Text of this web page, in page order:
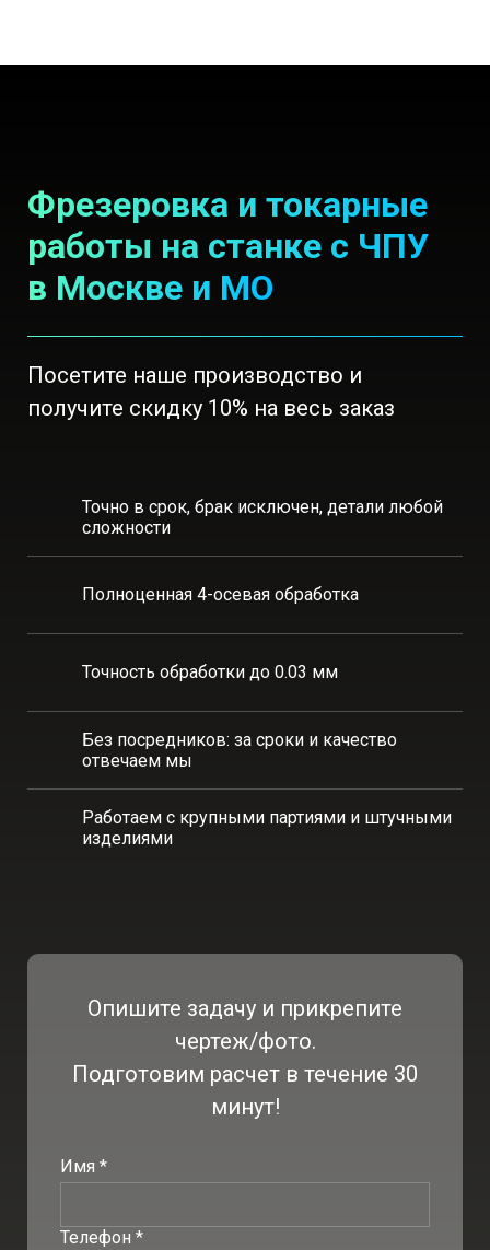
Фрезеровка и токарные
работы на станке с ЧПУ
в Москве и МО
Посетите наше производство и
получите скидку 10% на весь заказ
Точно в срок, брак исключен, детали любой
сложности
Полноценная 4-осевая обработка
Точность обработки до 0.03 мм
Без посредников: за сроки и качество
отвечаем мы
Работаем с крупными партиями и штучными
изделиями
Опишите задачу и прикрепите
чертеж/фото.
Подготовим расчет в течение 30
минут!
Имя *
Телефон *